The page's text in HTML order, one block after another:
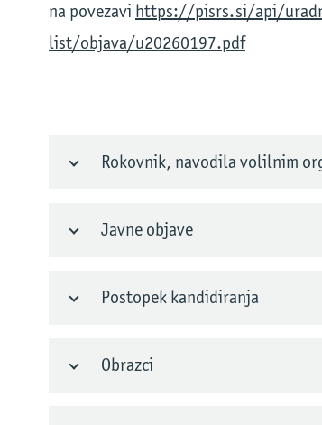
na povezavi https://pisrs.si/api/
list/objava/u20260197.pdf
Rokovnik, navodila volilnim
Javne objave
Postopek kandidiranja
Obrazci